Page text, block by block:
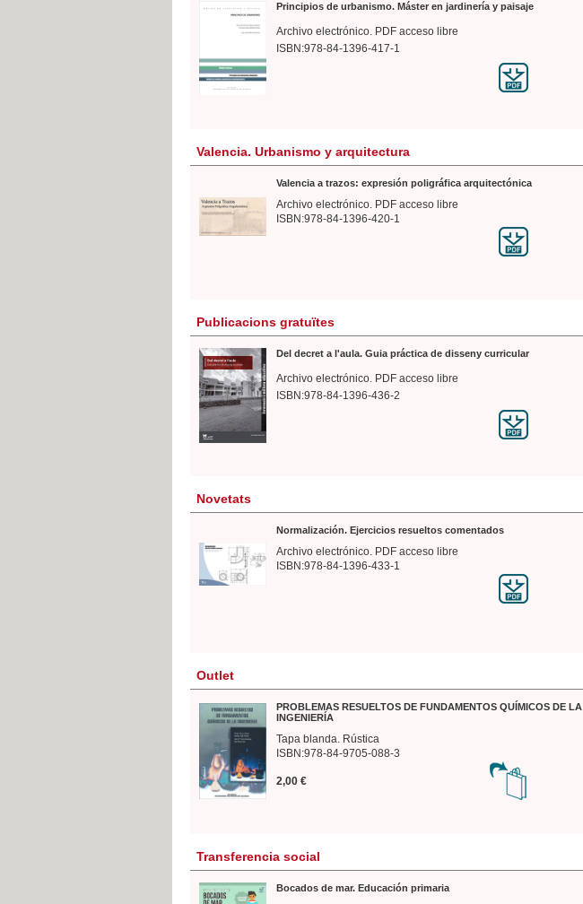
Principios de urbanismo. Máster en jardinería y paisaje
Archivo electrónico. PDF acceso libre
ISBN:978-84-1396-417-1
Valencia. Urbanismo y arquitectura
Valencia a trazos: expresión poligráfica arquitectónica
Archivo electrónico. PDF acceso libre
ISBN:978-84-1396-420-1
Publicacions gratuïtes
Del decret a l'aula. Guia práctica de disseny curricular
Archivo electrónico. PDF acceso libre
ISBN:978-84-1396-436-2
Novetats
Normalización. Ejercicios resueltos comentados
Archivo electrónico. PDF acceso libre
ISBN:978-84-1396-433-1
Outlet
PROBLEMAS RESUELTOS DE FUNDAMENTOS QUÍMICOS DE LA
INGENIERÍA
Tapa blanda. Rústica
ISBN:978-84-9705-088-3
2,00 €
Transferencia social
Bocados de mar. Educación primaria